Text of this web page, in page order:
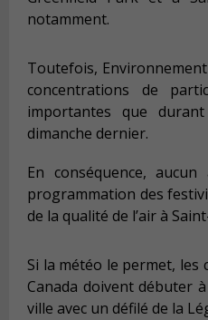
notamment.
Toutefois,
concentrations de
importantes que
dimanche dernier.
En conséquence,
programmation des
de la qualité de l’air à
Si la météo le permet, les
Canada doivent débuter
ville avec un défilé de la